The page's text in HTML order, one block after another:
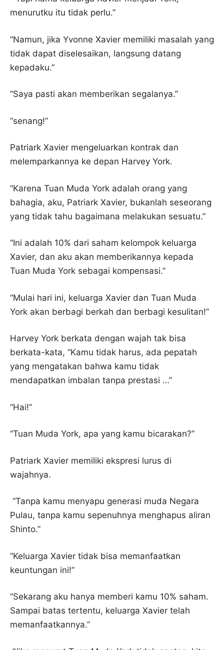
menurutku itu tidak perlu.”
“Namun, jika Yvonne Xavier memiliki masalah yang
tidak dapat diselesaikan, langsung datang
kepadaku.”
“Saya pasti akan memberikan segalanya.”
“senang!”
Patriark Xavier mengeluarkan kontrak dan
melemparkannya ke depan Harvey York.
“Karena Tuan Muda York adalah orang yang
bahagia, aku, Patriark Xavier, bukanlah seseorang
yang tidak tahu bagaimana melakukan sesuatu.”
“Ini adalah 10% dari saham kelompok keluarga
Xavier, dan aku akan memberikannya kepada
Tuan Muda York sebagai kompensasi.”
“Mulai hari ini, keluarga Xavier dan Tuan Muda
York akan berbagi berkah dan berbagi kesulitan!”
Harvey York berkata dengan wajah tak bisa
berkata-kata, “Kamu tidak harus, ada pepatah
yang mengatakan bahwa kamu tidak
mendapatkan imbalan tanpa prestasi …”
“Hai!”
“Tuan Muda York, apa yang kamu bicarakan?”
Patriark Xavier memiliki ekspresi lurus di
wajahnya.
“Tanpa kamu menyapu generasi muda Negara
Pulau, tanpa kamu sepenuhnya menghapus aliran
Shinto.”
“Keluarga Xavier tidak bisa memanfaatkan
keuntungan ini!”
“Sekarang aku hanya memberi kamu 10% saham.
Sampai batas tertentu, keluarga Xavier telah
memanfaatkannya.”